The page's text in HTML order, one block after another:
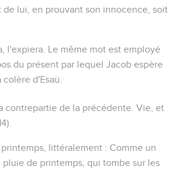
de lui, en prouvant son innocence, soit
l'expiera. Le même mot est employé
du présent par lequel Jacob espère
d'Esaü.
contrepartie de la précédente.Vie , et
, littéralement : Comme un
pluie de printemps , qui tombe sur les